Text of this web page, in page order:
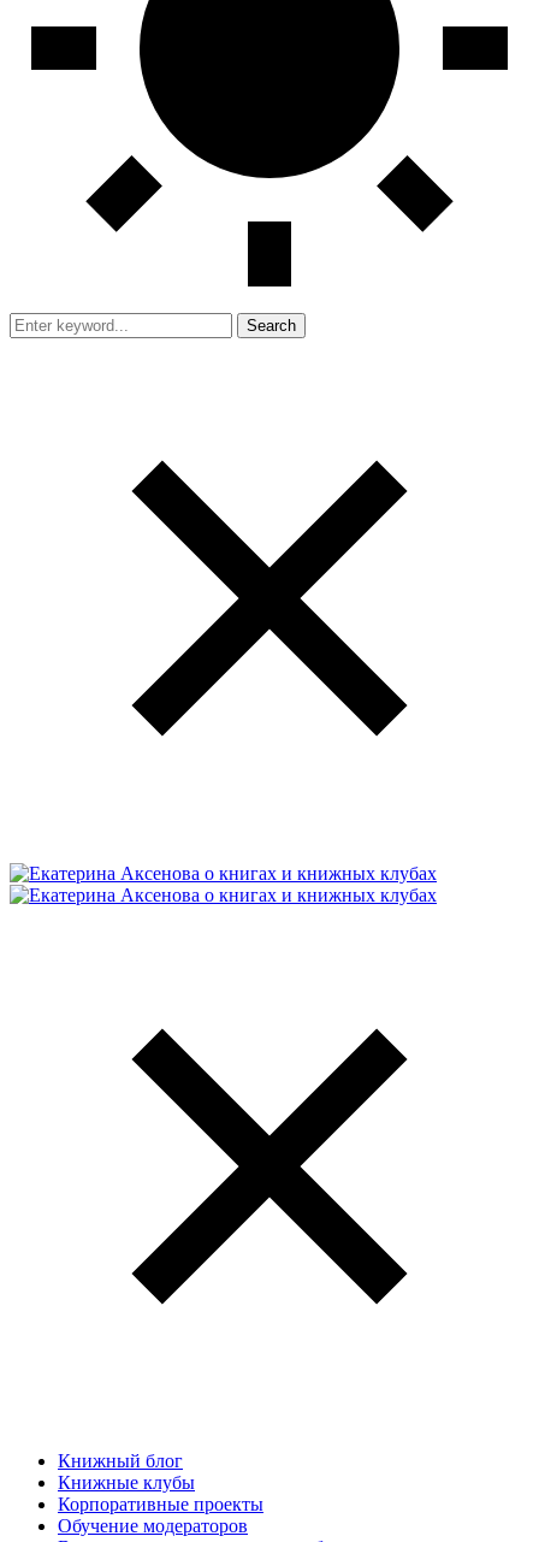
Search
Книжный блог
Книжные клубы
Корпоративные проекты
Обучение модераторов